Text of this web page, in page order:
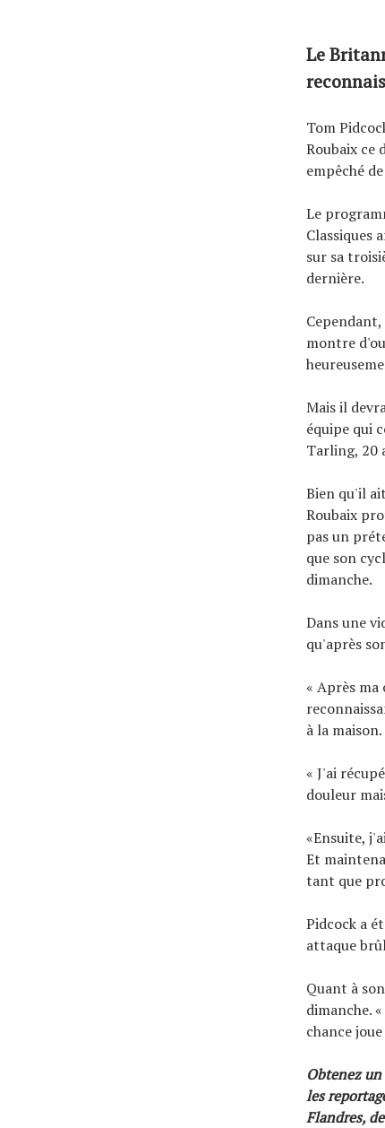
Le
Tom
Roubaix ce
empêché
Le
Classiques
sur sa
dernière.
montre
Mais il
équipe qui
Tarling, 20
Bien qu'il
Roubaix
pas un
que son
dimanche.
Dans une
qu'après
« Après
à la maison.
« J'ai
douleur
«Ensuite,
Et
tant que
Pidcock a
attaque
Quant à
dimanche.
chance
Obtenez
les
Flandres,